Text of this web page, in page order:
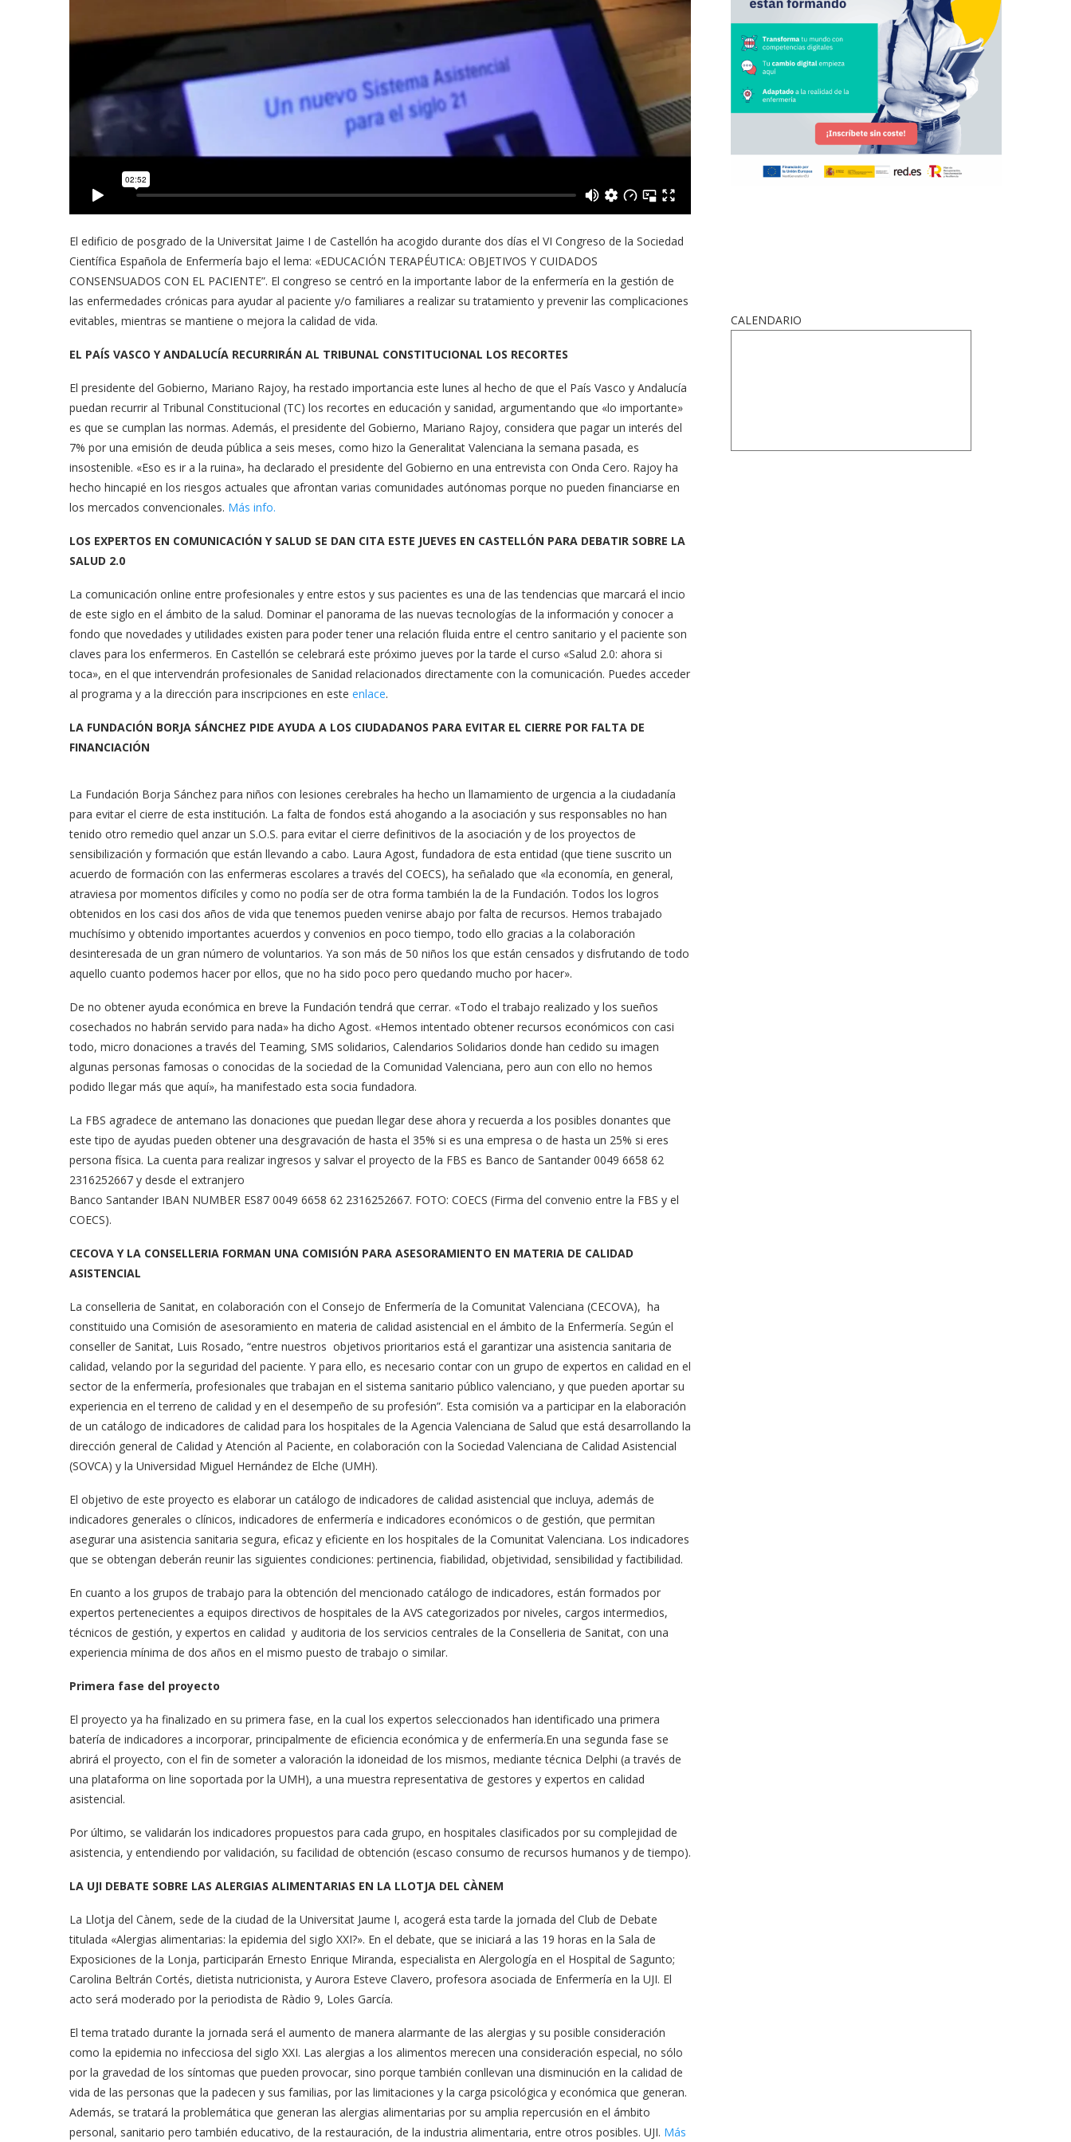
El edificio de posgrado de la Universitat Jaime I de Castellón ha acogido durante dos días el VI Congreso de la Sociedad
Científica Española de Enfermería bajo el lema: «EDUCACIÓN TERAPÉUTICA: OBJETIVOS Y CUIDADOS
CONSENSUADOS CON EL PACIENTE”. El congreso se centró en la importante labor de la enfermería en la gestión de
las enfermedades crónicas para ayudar al paciente y/o familiares a realizar su tratamiento y prevenir las complicaciones
evitables, mientras se mantiene o mejora la calidad de vida.
EL PAÍS VASCO Y ANDALUCÍA RECURRIRÁN AL TRIBUNAL CONSTITUCIONAL LOS RECORTES
El presidente del Gobierno, Mariano Rajoy, ha restado importancia este lunes al hecho de que el País Vasco y Andalucía
puedan recurrir al Tribunal Constitucional (TC) los recortes en educación y sanidad, argumentando que «lo importante»
es que se cumplan las normas. Además, el presidente del Gobierno, Mariano Rajoy, considera que pagar un interés del
7% por una emisión de deuda pública a seis meses, como hizo la Generalitat Valenciana la semana pasada, es
insostenible. «Eso es ir a la ruina», ha declarado el presidente del Gobierno en una entrevista con Onda Cero. Rajoy ha
hecho hincapié en los riesgos actuales que afrontan varias comunidades autónomas porque no pueden financiarse en
los mercados convencionales. Más info.
LOS EXPERTOS EN COMUNICACIÓN Y SALUD SE DAN CITA ESTE JUEVES EN CASTELLÓN PARA DEBATIR SOBRE LA
SALUD 2.0
La comunicación online entre profesionales y entre estos y sus pacientes es una de las tendencias que marcará el incio
de este siglo en el ámbito de la salud. Dominar el panorama de las nuevas tecnologías de la información y conocer a
fondo que novedades y utilidades existen para poder tener una relación fluida entre el centro sanitario y el paciente son
claves para los enfermeros. En Castellón se celebrará este próximo jueves por la tarde el curso «Salud 2.0: ahora si
toca», en el que intervendrán profesionales de Sanidad relacionados directamente con la comunicación. Puedes acceder
al programa y a la dirección para inscripciones en este enlace.
LA FUNDACIÓN BORJA SÁNCHEZ PIDE AYUDA A LOS CIUDADANOS PARA EVITAR EL CIERRE POR FALTA DE
FINANCIACIÓN
La Fundación Borja Sánchez para niños con lesiones cerebrales ha hecho un llamamiento de urgencia a la ciudadanía
para evitar el cierre de esta institución. La falta de fondos está ahogando a la asociación y sus responsables no han
tenido otro remedio quel anzar un S.O.S. para evitar el cierre definitivos de la asociación y de los proyectos de
sensibilización y formación que están llevando a cabo. Laura Agost, fundadora de esta entidad (que tiene suscrito un
acuerdo de formación con las enfermeras escolares a través del COECS), ha señalado que «la economía, en general,
atraviesa por momentos difíciles y como no podía ser de otra forma también la de la Fundación. Todos los logros
obtenidos en los casi dos años de vida que tenemos pueden venirse abajo por falta de recursos. Hemos trabajado
muchísimo y obtenido importantes acuerdos y convenios en poco tiempo, todo ello gracias a la colaboración
desinteresada de un gran número de voluntarios. Ya son más de 50 niños los que están censados y disfrutando de todo
aquello cuanto podemos hacer por ellos, que no ha sido poco pero quedando mucho por hacer».
De no obtener ayuda económica en breve la Fundación tendrá que cerrar. «Todo el trabajo realizado y los sueños
cosechados no habrán servido para nada» ha dicho Agost. «Hemos intentado obtener recursos económicos con casi
todo, micro donaciones a través del Teaming, SMS solidarios, Calendarios Solidarios donde han cedido su imagen
algunas personas famosas o conocidas de la sociedad de la Comunidad Valenciana, pero aun con ello no hemos
podido llegar más que aquí», ha manifestado esta socia fundadora.
La FBS agradece de antemano las donaciones que puedan llegar dese ahora y recuerda a los posibles donantes que
este tipo de ayudas pueden obtener una desgravación de hasta el 35% si es una empresa o de hasta un 25% si eres
persona física. La cuenta para realizar ingresos y salvar el proyecto de la FBS es Banco de Santander 0049 6658 62
2316252667 y desde el extranjero
Banco Santander IBAN NUMBER ES87 0049 6658 62 2316252667. FOTO: COECS (Firma del convenio entre la FBS y el
COECS).
CECOVA Y LA CONSELLERIA FORMAN UNA COMISIÓN PARA ASESORAMIENTO EN MATERIA DE CALIDAD
ASISTENCIAL
La conselleria de Sanitat, en colaboración con el Consejo de Enfermería de la Comunitat Valenciana (CECOVA), ha
constituido una Comisión de asesoramiento en materia de calidad asistencial en el ámbito de la Enfermería. Según el
conseller de Sanitat, Luis Rosado, “entre nuestros objetivos prioritarios está el garantizar una asistencia sanitaria de
calidad, velando por la seguridad del paciente. Y para ello, es necesario contar con un grupo de expertos en calidad en el
sector de la enfermería, profesionales que trabajan en el sistema sanitario público valenciano, y que pueden aportar su
experiencia en el terreno de calidad y en el desempeño de su profesión”. Esta comisión va a participar en la elaboración
de un catálogo de indicadores de calidad para los hospitales de la Agencia Valenciana de Salud que está desarrollando la
dirección general de Calidad y Atención al Paciente, en colaboración con la Sociedad Valenciana de Calidad Asistencial
(SOVCA) y la Universidad Miguel Hernández de Elche (UMH).
El objetivo de este proyecto es elaborar un catálogo de indicadores de calidad asistencial que incluya, además de
indicadores generales o clínicos, indicadores de enfermería e indicadores económicos o de gestión, que permitan
asegurar una asistencia sanitaria segura, eficaz y eficiente en los hospitales de la Comunitat Valenciana. Los indicadores
que se obtengan deberán reunir las siguientes condiciones: pertinencia, fiabilidad, objetividad, sensibilidad y factibilidad.
En cuanto a los grupos de trabajo para la obtención del mencionado catálogo de indicadores, están formados por
expertos pertenecientes a equipos directivos de hospitales de la AVS categorizados por niveles, cargos intermedios,
técnicos de gestión, y expertos en calidad y auditoria de los servicios centrales de la Conselleria de Sanitat, con una
experiencia mínima de dos años en el mismo puesto de trabajo o similar.
Primera fase del proyecto
El proyecto ya ha finalizado en su primera fase, en la cual los expertos seleccionados han identificado una primera
batería de indicadores a incorporar, principalmente de eficiencia económica y de enfermería.En una segunda fase se
abrirá el proyecto, con el fin de someter a valoración la idoneidad de los mismos, mediante técnica Delphi (a través de
una plataforma on line soportada por la UMH), a una muestra representativa de gestores y expertos en calidad
asistencial.
Por último, se validarán los indicadores propuestos para cada grupo, en hospitales clasificados por su complejidad de
asistencia, y entendiendo por validación, su facilidad de obtención (escaso consumo de recursos humanos y de tiempo).
LA UJI DEBATE SOBRE LAS ALERGIAS ALIMENTARIAS EN LA LLOTJA DEL CÀNEM
La Llotja del Cànem, sede de la ciudad de la Universitat Jaume I, acogerá esta tarde la jornada del Club de Debate
titulada «Alergias alimentarias: la epidemia del siglo XXI?». En el debate, que se iniciará a las 19 horas en la Sala de
Exposiciones de la Lonja, participarán Ernesto Enrique Miranda, especialista en Alergología en el Hospital de Sagunto;
Carolina Beltrán Cortés, dietista nutricionista, y Aurora Esteve Clavero, profesora asociada de Enfermería en la UJI. El
acto será moderado por la periodista de Ràdio 9, Loles García.
El tema tratado durante la jornada será el aumento de manera alarmante de las alergias y su posible consideración
como la epidemia no infecciosa del siglo XXI. Las alergias a los alimentos merecen una consideración especial, no sólo
por la gravedad de los síntomas que pueden provocar, sino porque también conllevan una disminución en la calidad de
vida de las personas que la padecen y sus familias, por las limitaciones y la carga psicológica y económica que generan.
Además, se tratará la problemática que generan las alergias alimentarias por su amplia repercusión en el ámbito
personal, sanitario pero también educativo, de la restauración, de la industria alimentaria, entre otros posibles. UJI. Más
CALENDARIO